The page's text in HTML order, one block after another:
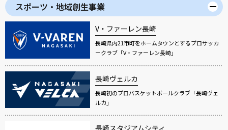
スポーツ・地域創生事業
V・ファーレン長崎
長崎県内21市町をホームタウンとするプロサッカ
ークラブ「V・ファーレン長崎」
長崎ヴェルカ
長崎初のプロバスケットボールクラブ「長崎ヴェ
ルカ」
長崎スタジアムシティ